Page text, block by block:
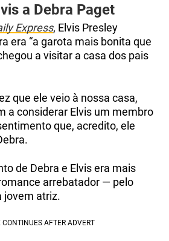
a Debra Paget
Express, Elvis Presley
era “a garota mais bonita que
a visitar a casa dos pais
que ele veio à nossa casa,
a considerar Elvis um membro
que, acredito, ele
de Debra e Elvis era mais
arrebatador — pelo
jovem atriz.